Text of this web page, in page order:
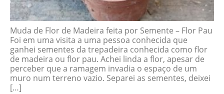
Muda de Flor de Madeira feita por Semente – Flor Pau
Foi em uma visita a uma pessoa conhecida que
ganhei sementes da trepadeira conhecida como flor
de madeira ou flor pau. Achei linda a flor, apesar de
perceber que a ramagem invadia o espaço de um
muro num terreno vazio. Separei as sementes, deixei
[…]